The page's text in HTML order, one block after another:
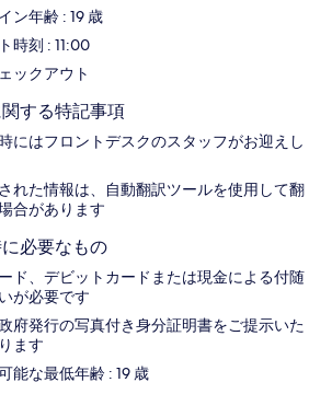
ン年齢 : 19 歳
時刻 : 11:00
ックアウト
する特記事項
にはフロントデスクのスタッフがお迎えし
れた情報は、自動翻訳ツールを使用して翻
合があります
必要なもの
ド、デビットカードまたは現金による付随
が必要です
府発行の写真付き身分証明書をご提示いた
ます
能な最低年齢 : 19 歳